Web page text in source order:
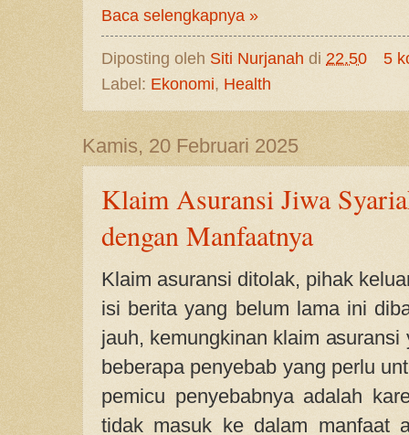
Baca selengkapnya »
Diposting oleh Siti Nurjanah di 22.50
5
Label: Ekonomi, Health
Kamis, 20 Februari 2025
Klaim Asuransi Jiwa
dengan Manfaatnya
Klaim asuransi ditolak, pihak
isi berita yang belum lama ini
jauh, kemungkinan klaim
beberapa penyebab yang perlu
pemicu penyebabnya adalah
tidak masuk ke dalam manfaat